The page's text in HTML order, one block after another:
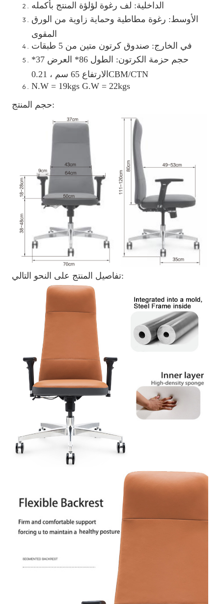
الداخلية: لف رغوة لؤلؤة المنتج بأكمله
الأوسط: رغوة مطاطية وحماية زاوية من الورق
المقوى
في الخارج: صندوق كرتون متين من 5 طبقات
حجم حزمة الكرتون: الطول 86* العرض 37*
الارتفاع 65 سم ، 0.21CBM/CTN
N.W = 19kgs G.W = 22kgs
حجم المنتج:
تفاصيل المنتج على النحو التالي: